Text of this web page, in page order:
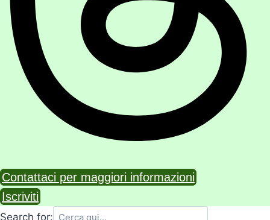
Contattaci per maggiori informazioni
Iscriviti
Search for: